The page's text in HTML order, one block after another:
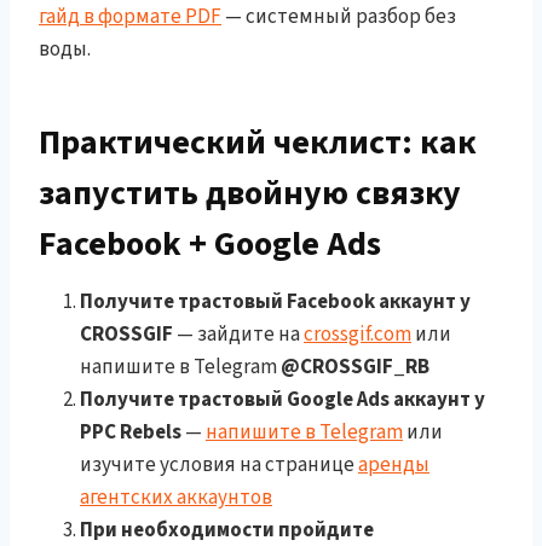
гайд в формате PDF— системный разбор без
воды.
Практический чеклист: как
запустить двойную связку
Facebook + Google Ads
Получите трастовый Facebook аккаунт у
CROSSGIF — зайдите наcrossgif.comили
напишите в Telegram@CROSSGIF_RB
Получите трастовый Google Ads аккаунт у
PPC Rebels— напишите в Telegramили
изучите условия на страницеаренды
агентских аккаунтов
При необходимости пройдите